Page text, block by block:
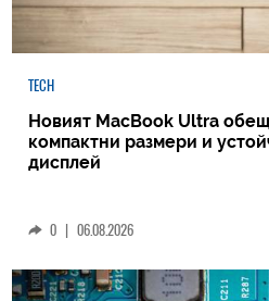
TECH
Новият MacBook Ultra
компактни размери и
дисплей
0 | 06.08.2026